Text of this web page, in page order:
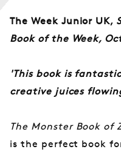
The Week Junior UK,
Book of the Week,
'This book is
creative juices
The Monster Book of
is the perfect book